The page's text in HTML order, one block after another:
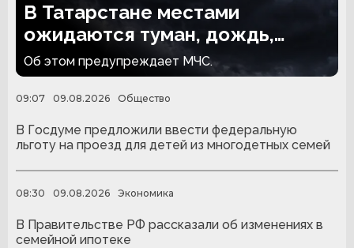
В Татарстане местами
ожидаются туман, дождь,
гроза и сильный ветер
Об этом предупреждает МЧС.
09:07 09.08.2026 Общество
В Госдуме предложили ввести федеральную
льготу на проезд для детей из многодетных семей
08:30 09.08.2026 Экономика
В Правительстве РФ рассказали об изменениях в
семейной ипотеке